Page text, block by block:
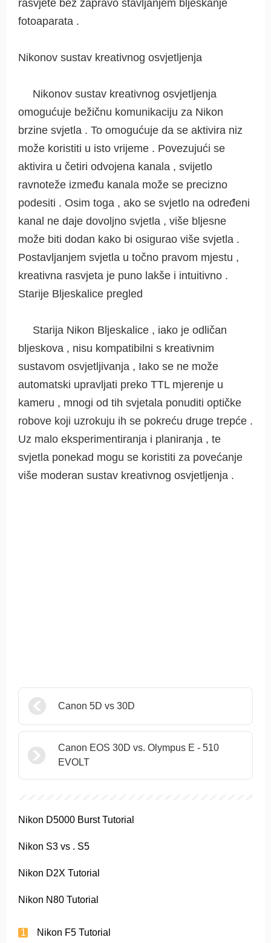
rasvjete bez zapravo stavljanjem bljeskanje
fotoaparata .
Nikonov sustav kreativnog osvjetljenja
Nikonov sustav kreativnog osvjetljenja
omogućuje bežičnu komunikaciju za Nikon
brzine svjetla . To omogućuje da se aktivira niz
može koristiti u isto vrijeme . Povezujući se
aktivira u četiri odvojena kanala , svijetlo
ravnoteže između kanala može se precizno
podesiti . Osim toga , ako se svjetlo na određeni
kanal ne daje dovoljno svjetla , više bljesne
može biti dodan kako bi osigurao više svjetla .
Postavljanjem svjetla u točno pravom mjestu ,
kreativna rasvjeta je puno lakše i intuitivno .
Starije Bljeskalice pregled
Starija Nikon Bljeskalice , iako je odličan
bljeskova , nisu kompatibilni s kreativnim
sustavom osvjetljivanja , Iako se ne može
automatski upravljati preko TTL mjerenje u
kameru , mnogi od tih svjetala ponuditi optičke
robove koji uzrokuju ih se pokreću druge trepće .
Uz malo eksperimentiranja i planiranja , te
svjetla ponekad mogu se koristiti za povećanje
više moderan sustav kreativnog osvjetljenja .
Canon 5D vs 30D
Canon EOS 30D vs. Olympus E - 510
EVOLT
Nikon D5000 Burst Tutorial
Nikon S3 vs . S5
Nikon D2X Tutorial
Nikon N80 Tutorial
Nikon F5 Tutorial